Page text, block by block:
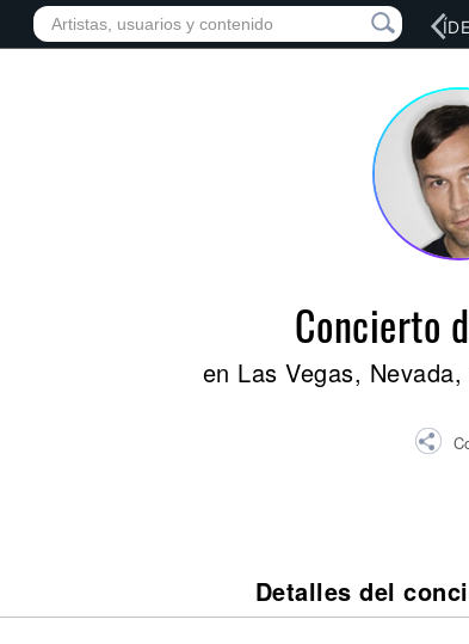
INICIO ARTISTAS RED SOCIAL MÚSICA
Concierto
en Las Vegas,
Detalles del